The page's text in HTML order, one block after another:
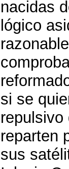
nacidas
lógico
si se
repulsivo
reparten
sus